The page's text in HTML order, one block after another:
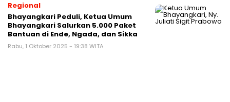
Regional
Bhayangkari Peduli, Ketua Umum
Bhayangkari Salurkan 5.000 Paket
Bantuan di Ende, Ngada, dan Sikka
Rabu, 1 Oktober 2025 - 19:38 WITA